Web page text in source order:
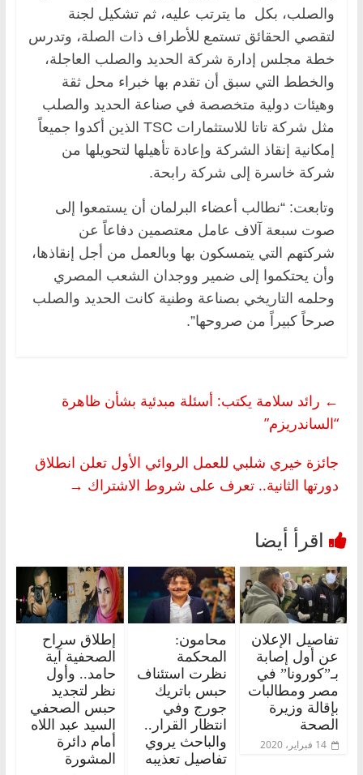
والصلب، بكل ما يترتب عليه، ثم تشكيل لجنة
لتقصي الحقائق تستمع للأطراف ذات الصلة، وتدرس
خطة مجلس إدارة شركة الحديد والصلب العاجلة،
والخطط التي سبق أن تقدم بها خبراء محل ثقة
وهيئات دولية متخصصة في صناعة الحديد والصلب
مثل شركة تاتا للاستثمارات TSC الذين أكدوا جميعاً
إمكانية إنقاذ الشركة وإعادة تأهيلها لتحويلها من
شركة خاسرة إلى شركة رابحة.
وتابعت: “نطالب أعضاء البرلمان أن يستمعوا إلى
صوت سبعة آلاف عامل معتصمين دفاعاً عن
شركتهم التي يتمسكون بها وبالعمل من أجل إنقاذها،
وأن يحتكموا إلى ضمير ووجدان الشعب المصري
وحلمه التاريخي بصناعة وطنية كانت الحديد والصلب
صرحاً كبيراً من صروحها”.
← رائد سلامة يكتب: أسئلة مبدئية بشأن ظاهرة
“الساندريزم”
جائزة خيري شلبي للعمل الروائي الأول تعلن انطلاق
دورتها الثانية.. تعرف على شروط الاشتراك →
تفاصيل الإعلان
عن أول إصابة
بـ”كورونا” في
مصر ومطالبات
بإقالة وزيرة
الصحة
14 فبراير، 2020
محامون:
المحكمة
نظرت استئناف
حبس باتريك
جورج وفي
انتظار القرار..
والباحث يروي
تفاصيل تعذيبه
إطلاق سراح
الصحفية آية
حامد.. وأول
نظر لتجديد
حبس الصحفي
السيد عبد اللاه
أمام دائرة
المشورة